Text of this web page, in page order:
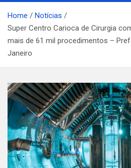
Home
Notícias
Super Centro Carioca de Cirurgia
mais de 61 mil procedimentos –
Janeiro